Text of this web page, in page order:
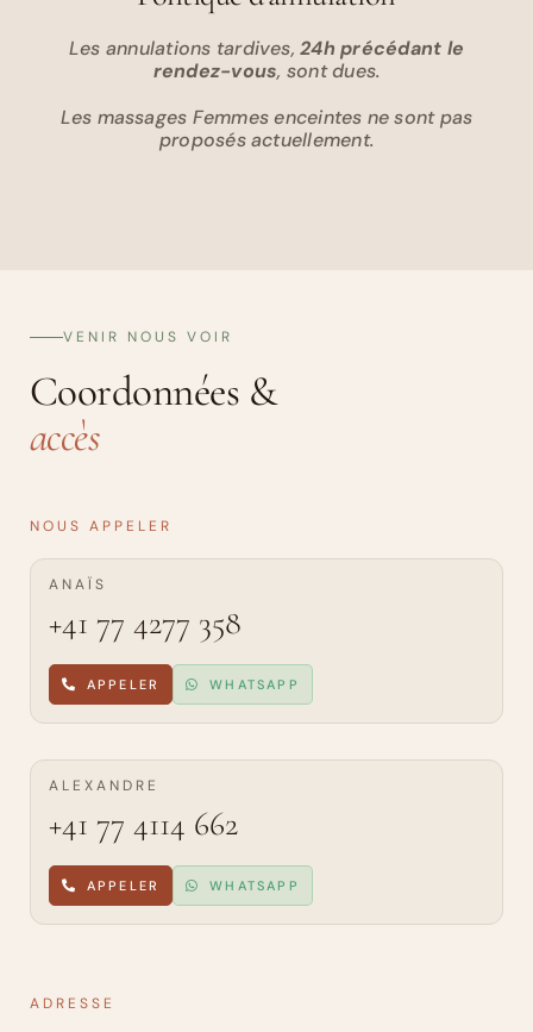
Les annulations tardives,24h précédant le
rendez-vous, sont dues.
Les massages Femmes enceintes ne sont pas
proposés actuellement.
VENIR NOUS VOIR
Coordonnées &
accès
NOUS APPELER
ANAÏS
+41 77 4277 358
APPELER WHATSAPP
ALEXANDRE
+41 77 4114 662
APPELER WHATSAPP
ADRESSE